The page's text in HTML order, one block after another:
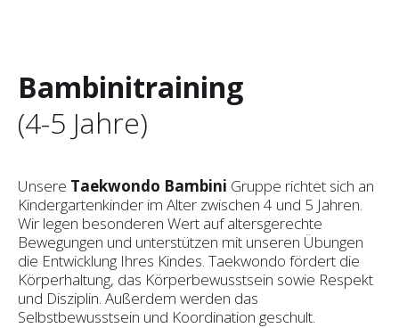
Bambinitraining
(4-5 Jahre)
Unsere Taekwondo Bambini Gruppe richtet sich an
Kindergartenkinder im Alter zwischen 4 und 5 Jahren.
Wir legen besonderen Wert auf altersgerechte
Bewegungen und unterstützen mit unseren Übungen
die Entwicklung Ihres Kindes. Taekwondo fördert die
Körperhaltung, das Körperbewusstsein sowie Respekt
und Disziplin. Außerdem werden das
Selbstbewusstsein und Koordination geschult.